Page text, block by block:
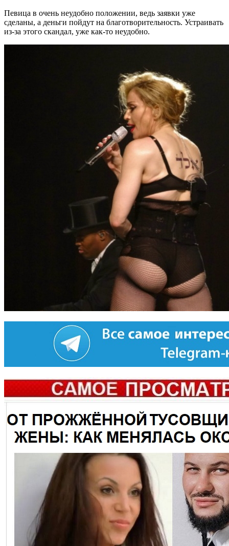
Певица в очень неудобно положении, ведь заявки уже
сделаны, а деньги пойдут на благотворительность. Устраивать
из-за этого скандал, уже как-то неудобно.